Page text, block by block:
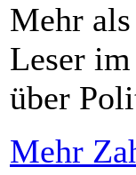
Mehr
Leser
über
Mehr